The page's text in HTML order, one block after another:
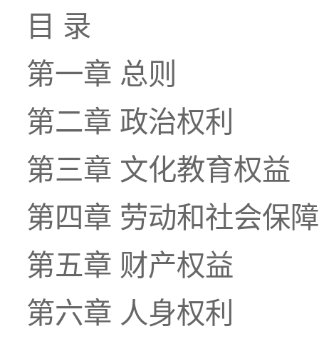
目 录
第一章 总则
第二章 政治权利
第三章 文化教育权益
第四章 劳动和社会保
第五章 财产权益
第六章 人身权利